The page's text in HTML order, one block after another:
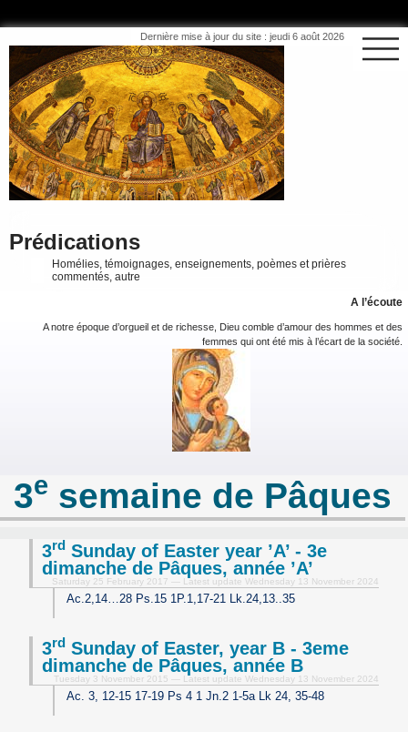
Dernière mise à jour du site : jeudi 6 août 2026
Prédications
Homélies, témoignages, enseignements, poèmes et prières
commentés, autre
A l’écoute
A notre époque d’orgueil et de richesse, Dieu comble d’amour des hommes et des
femmes qui ont été mis à l’écart de la société.
3e semaine de Pâques
3rd Sunday of Easter year ’A’ - 3e
dimanche de Pâques, année ’A’
Saturday 25 February 2017 — Latest update Wednesday 13 November 2024
Ac.2,14…28 Ps.15 1P.1,17-21 Lk.24,13..35
3rd Sunday of Easter, year B - 3eme
dimanche de Pâques, année B
Tuesday 3 November 2015 — Latest update Wednesday 13 November 2024
Ac. 3, 12-15 17-19 Ps 4 1 Jn.2 1-5a Lk 24, 35-48